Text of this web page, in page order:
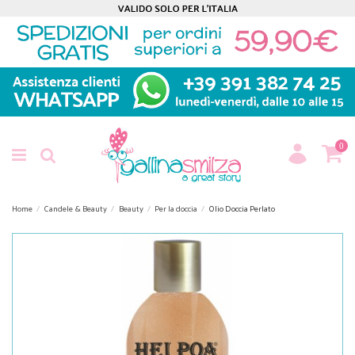
0
Home Candele & Beauty Beauty Per la doccia Olio Doccia Perlato